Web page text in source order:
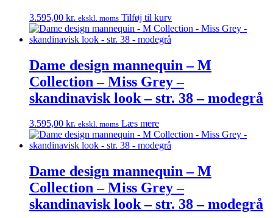
3.595,00 kr. ekskl. moms Tilføj til kurv
Dame design mannequin – M
Collection – Miss Grey –
skandinavisk look – str. 38 – modegrå
3.595,00 kr. ekskl. moms Læs mere
Dame design mannequin – M
Collection – Miss Grey –
skandinavisk look – str. 38 – modegrå